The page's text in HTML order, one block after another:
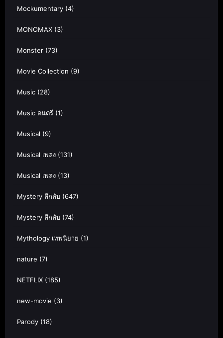
Mockumentary (4)
MONOMAX (3)
Monster (73)
Movie Collection (9)
Music (28)
Music ดนตรี (1)
Musical (9)
Musical เพลง (131)
Musical เพลง (13)
Mystery ลึกลับ (647)
Mystery ลึกลับ (74)
Mythology เทพนิยาย (1)
nature (7)
NETFLIX (185)
new-movie (3)
Parody (18)